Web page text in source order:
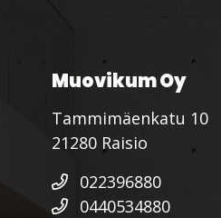
Muovikum Oy
Tammimäenkatu 10
21280 Raisio
022396880
0440534880